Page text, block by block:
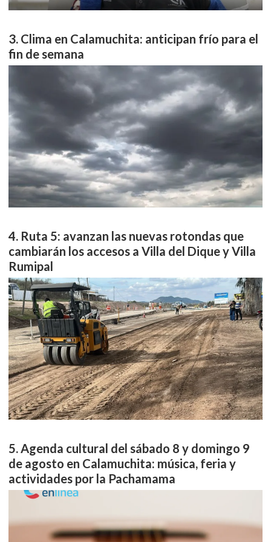
Clima en Calamuchita: anticipan frío para el
fin de semana
Ruta 5: avanzan las nuevas rotondas que
cambiarán los accesos a Villa del Dique y Villa
Rumipal
Agenda cultural del sábado 8 y domingo 9
de agosto en Calamuchita: música, feria y
actividades por la Pachamama